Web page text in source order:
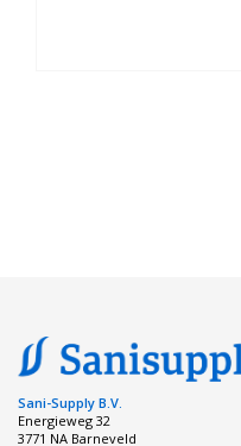
Sani-Supply B.V.
Energieweg 32
3771 NA Barneveld